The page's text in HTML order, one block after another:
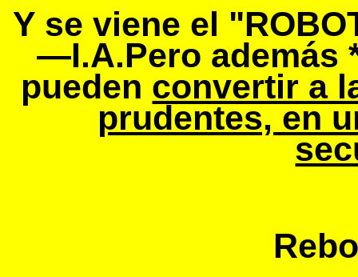
Y se viene el
—I.A.Pero además
pueden convertir a
prudentes, en